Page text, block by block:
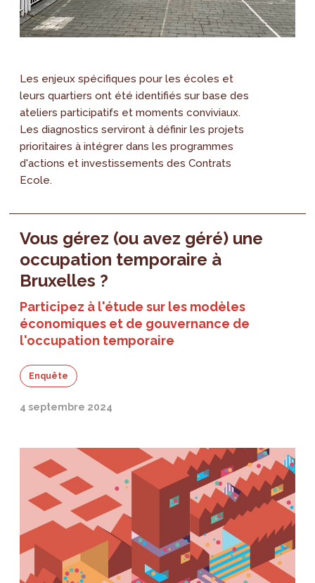
Les enjeux spécifiques pour les écoles et
leurs quartiers ont été identifiés sur base des
ateliers participatifs et moments conviviaux.
Les diagnostics serviront à définir les projets
prioritaires à intégrer dans les programmes
d'actions et investissements des Contrats
Ecole.
Vous gérez (ou avez géré) une
occupation temporaire à
Bruxelles ?
Participez à l'étude sur les modèles
économiques et de gouvernance de
l'occupation temporaire
Enquête
4 septembre 2024